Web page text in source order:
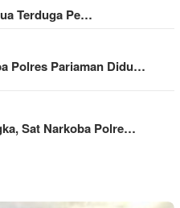
Terduga Pe…
Polres Pariaman Didu…
Sat Narkoba Polre…